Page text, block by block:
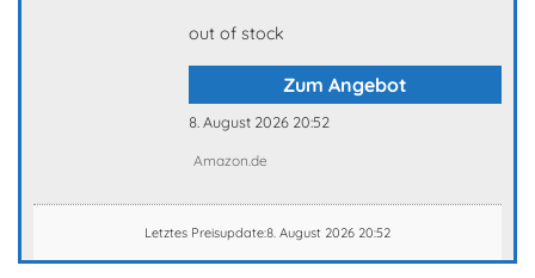
out of stock
Zum Angebot
8. August 2026 20:52
Amazon.de
Letztes Preisupdate:8. August 2026 20:52